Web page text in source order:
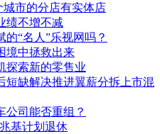
市的分店有实体店
绩不增不减
“名人”乐视网吗？
境中拯救出来
探索新的零售业
短缺解决推进翼薪分拆上市混
公司能否重组？
基计划退休